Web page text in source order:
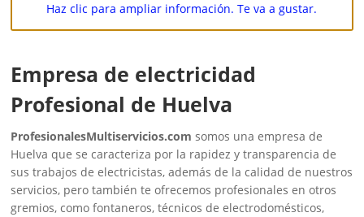
Haz clic para ampliar información. Te va a gustar.
Empresa de electricidad
Profesional de Huelva
ProfesionalesMultiservicios.com somos una empresa de
Huelva que se caracteriza por la rapidez y transparencia de
sus trabajos de electricistas, además de la calidad de nuestros
servicios, pero también te ofrecemos profesionales en otros
gremios, como fontaneros, técnicos de electrodomésticos,